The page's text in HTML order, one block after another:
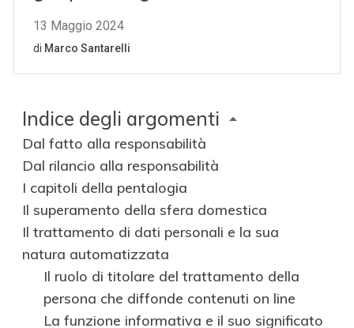
Indice degli argomenti
Dal fatto alla responsabilità
Dal rilancio alla responsabilità
I capitoli della pentalogia
Il superamento della sfera domestica
Il trattamento di dati personali e la sua
natura automatizzata
Il ruolo di titolare del trattamento della
persona che diffonde contenuti on line
La funzione informativa e il suo significato